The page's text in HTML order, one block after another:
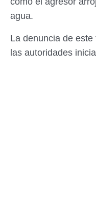
agua.
La denuncia de
las autoridades